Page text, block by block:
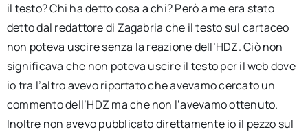
il testo? Chi ha detto cosa a chi? Però a me era stato
detto dal redattore di Zagabria che il testo sul cartaceo
non poteva uscire senza la reazione dell’HDZ. Ciò non
significava che non poteva uscire il testo per il web dove
io tra l’altro avevo riportato che avevamo cercato un
commento dell’HDZ ma che non l’avevamo ottenuto.
Inoltre non avevo pubblicato direttamente io il pezzo sul